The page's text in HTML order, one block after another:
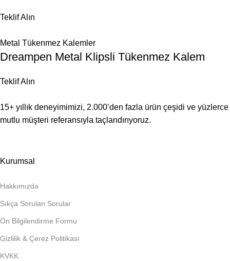
Teklif Alın
Metal Tükenmez Kalemler
Dreampen Metal Klipsli Tükenmez Kalem
Teklif Alın
15+ yıllık deneyimimizi, 2.000’den fazla ürün çeşidi ve yüzlerce
mutlu müşteri referansıyla taçlandırıyoruz.
Kurumsal
Hakkımızda
Sıkça Sorulan Sorular
Ön Bilgilendirme Formu
Gizlilik & Çerez Politikası
KVKK